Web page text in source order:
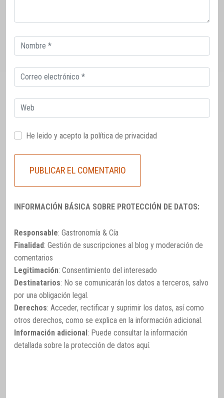
Correo
electrónico
Correo
electrónico
Web
He leido y acepto la política de privacidad
INFORMACIÓN BÁSICA SOBRE PROTECCIÓN DE DATOS:
Responsable: Gastronomía & Cía
Finalidad: Gestión de suscripciones al blog y moderación de
comentarios
Legitimación: Consentimiento del interesado
Destinatarios: No se comunicarán los datos a terceros, salvo
por una obligación legal.
Derechos: Acceder, rectificar y suprimir los datos, así como
otros derechos, como se explica en la información adicional.
Información adicional : Puede consultar la información
detallada sobre la protección de datos aquí.